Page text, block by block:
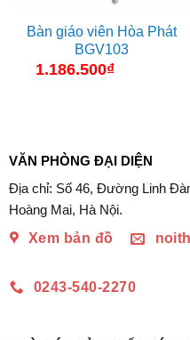
Bàn giáo viên Hòa Phát
BGV103
1.186.500₫
VĂN PHÒNG ĐẠI DIỆN
Địa chỉ: Số 46, Đường Linh
Hoàng Mai, Hà Nội.
Xem bản đồ
0243-540-2270